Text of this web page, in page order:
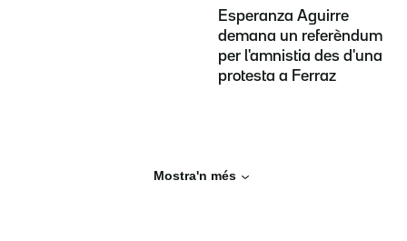
Esperanza Aguirre
demana un referèndum
per l'amnistia des d'una
protesta a Ferraz
Mostra'n més